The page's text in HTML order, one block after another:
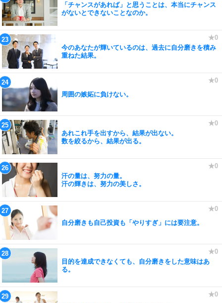
「チャンスがあれば」と思うことは、本当にチャンス
がないとできないことなのか。
今のあなたが輝いているのは、過去に自分磨きを積み
重ねた結果。
周囲の嫉妬に負けない。
あれこれ手を出すから、結果が出ない。
数を絞るから、結果が出る。
汗の量は、努力の量。
汗の輝きは、努力の美しさ。
自分磨きも自己投資も「やりすぎ」には要注意。
目的を達成できなくても、自分磨きをした意味はあ
る。